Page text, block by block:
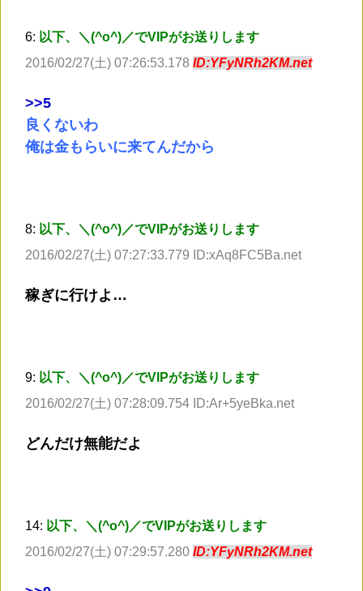
6: 以下、＼(^o^)／でVIPがお送りします
2016/02/27(土) 07:26:53.178 ID:YFyNRh2KM.net
>>5
良くないわ
俺は金もらいに来てんだから
8: 以下、＼(^o^)／でVIPがお送りします
2016/02/27(土) 07:27:33.779 ID:xAq8FC5Ba.net
稼ぎに行けよ…
9: 以下、＼(^o^)／でVIPがお送りします
2016/02/27(土) 07:28:09.754 ID:Ar+5yeBka.net
どんだけ無能だよ
14: 以下、＼(^o^)／でVIPがお送りします
2016/02/27(土) 07:29:57.280 ID:YFyNRh2KM.net